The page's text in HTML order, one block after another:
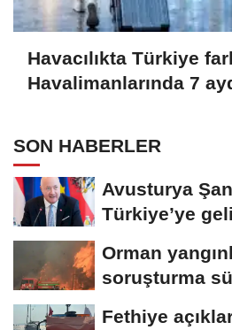
Havacılıkta Türkiye
Havalimanlarında 7
SON HABERLER
Avusturya
Türkiye’ye
Orman
soruşturma
Fethiye